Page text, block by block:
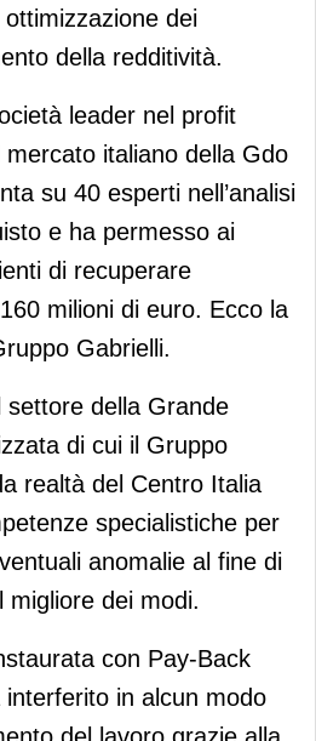
dei
della redditività.
leader nel profit
italiano della Gdo
su 40 esperti nell’analisi
e ha permesso ai
di recuperare
milioni di euro. Ecco la
Gabrielli.
della Grande
di cui il Gruppo
realtà del Centro Italia
specialistiche per
anomalie al fine di
migliore dei modi.
con Pay-Back
in alcun modo
del lavoro grazie alla